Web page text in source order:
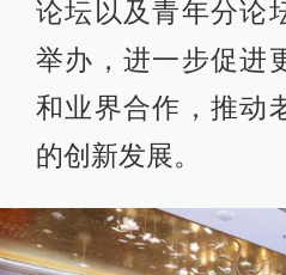
论坛以及青年分论
举办，进一步促进
和业界合作，推动
的创新发展。